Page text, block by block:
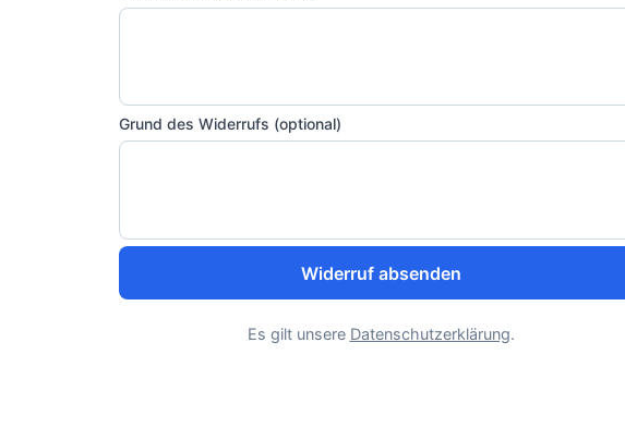
Grund des Widerrufs (optional)
Widerruf absenden
Es gilt unsere Datenschutzerklärung.